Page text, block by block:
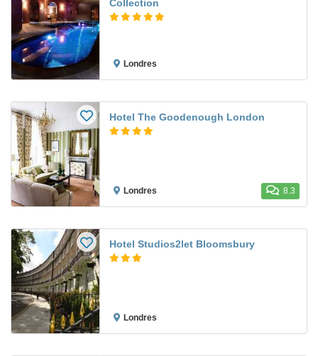
Collection
Londres
Hotel The Goodenough London
Londres 8.3
Hotel Studios2let Bloomsbury
Londres